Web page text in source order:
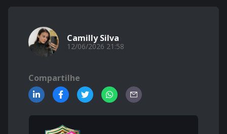
Camilly Silva
12/06/2026 21:58
Compartilhe